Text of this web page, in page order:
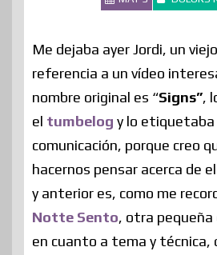
Me dejaba ayer Jordi, un
referencia a un vídeo
nombre original es “Signs”,
el tumbelog y lo etiquetaba
comunicación, porque creo
hacernos pensar acerca de
y anterior es, como me
Notte Sento, otra
en cuanto a tema y técnica,